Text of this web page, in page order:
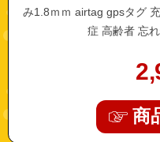
み1.8ｍｍ airtag gpsタグ
症 高齢者 忘
商